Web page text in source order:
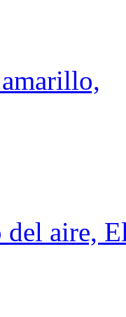
del aire,